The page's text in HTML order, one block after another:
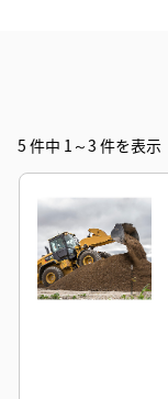
5 件中 1～3 件を表示